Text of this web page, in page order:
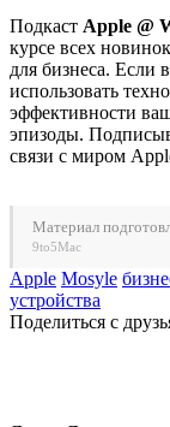
Подкаст Apple @
курсе всех
для бизнеса. Если
использовать
эффективности
эпизоды.
связи с миром
Материал
9to5Mac
Apple Mosyle
устройства
Поделиться с